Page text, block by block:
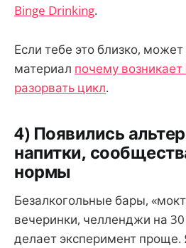
Binge Drinking.
Если тебе это близко,
материал почему
разорвать цикл.
4) Появились
напитки,
нормы
Безалкогольные бары,
вечеринки, челленджи на
делает эксперимент проще.